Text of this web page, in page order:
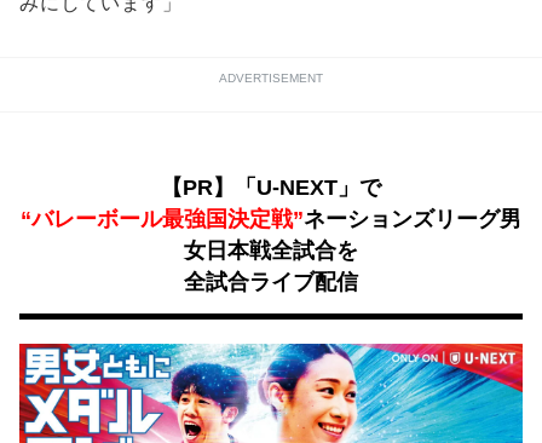
ADVERTISEMENT
【PR】「U-NEXT」で
“バレーボール最強国決定戦”ネーションズリーグ男
女日本戦全試合を
全試合ライブ配信